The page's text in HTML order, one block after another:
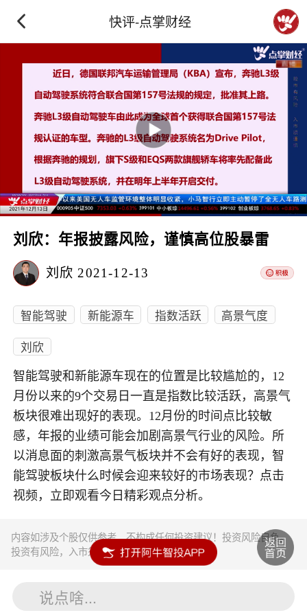
快评-点掌财经
刘欣：年报披露风险，谨慎高位股暴雷
刘欣 2021-12-13
智能驾驶 新能源车 指数活跃
高景气度
刘欣
智能驾驶和新能源车现在的位置是比较尴尬的，12
月份以来的9个交易日一直是指数比较活跃，高景气
板块很难出现好的表现。12月份的时间点比较敏
感，年报的业绩可能会加剧高景气行业的风险。所
以消息面的刺激高景气板块并不会有好的表现，智
能驾驶板块什么时候会迎来较好的市场表现？点击
视频，立即观看今日精彩观点分析。
内容如涉及个股仅供参考，不构成任何投资建议！投资风险自负。
投资有风险，入市须谨慎。
说点啥...